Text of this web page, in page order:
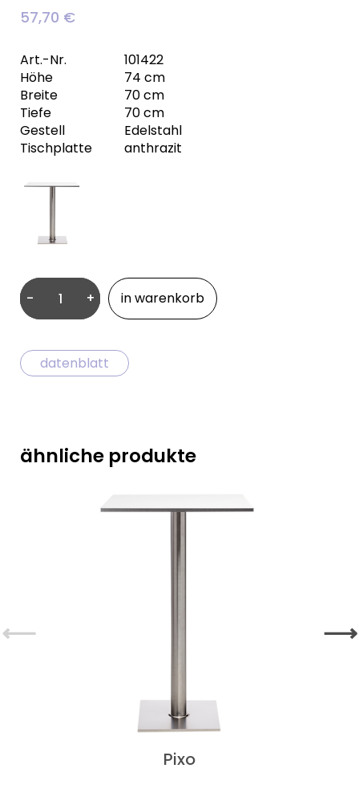
57,70 €
Art.-Nr.
101422
Höhe
74 cm
Breite
70 cm
Tiefe
70 cm
Gestell
Edelstahl
Tischplatte
anthrazit
-
Pixo
+ in warenkorb
datenblatt
ähnliche produkte
Pixo
⟵ ⟶